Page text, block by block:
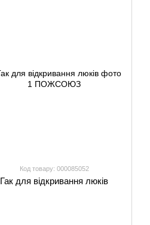
Код товару: 000085052
Гак для відкривання люків